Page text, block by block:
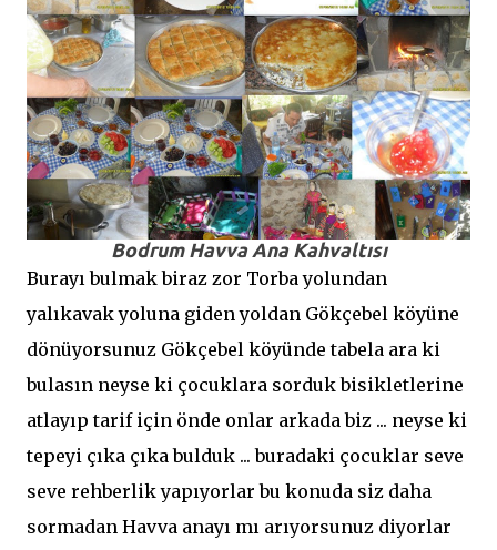
Bodrum Havva Ana Kahvaltısı
Burayı bulmak biraz zor Torba yolundan
yalıkavak yoluna giden yoldan Gökçebel köyüne
dönüyorsunuz Gökçebel köyünde tabela ara ki
bulasın neyse ki çocuklara sorduk bisikletlerine
atlayıp tarif için önde onlar arkada biz ... neyse ki
tepeyi çıka çıka bulduk ... buradaki çocuklar seve
seve rehberlik yapıyorlar bu konuda siz daha
sormadan Havva anayı mı arıyorsunuz diyorlar